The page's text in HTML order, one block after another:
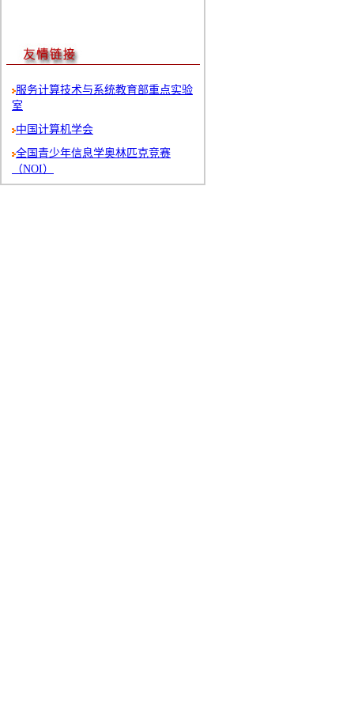
服务计算技术与系统教育部重点实验
室
中国计算机学会
全国青少年信息学奥林匹克竞赛
（NOI）